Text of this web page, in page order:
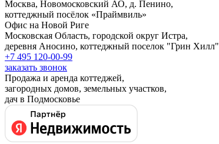
Москва, Новомосковский АО, д. Пенино,
коттеджный посёлок «Праймвиль»
Офис на Новой Риге
Московская Область, городской округ Истра,
деревня Аносино, коттеджный поселок "Грин Хилл"
+7 495 120-00-99
заказать звонок
Продажа и аренда коттеджей,
загородных домов, земельных участков,
дач в Подмосковье